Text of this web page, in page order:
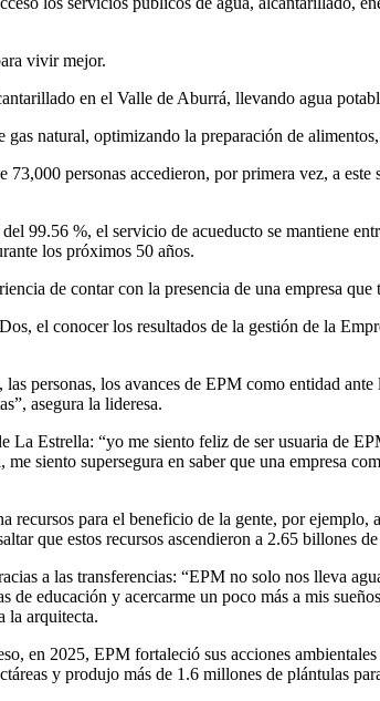
vivir mejor.
en el Valle de Aburrá, llevando agua
natural, optimizando la preparación de
personas accedieron, por primera vez, a
99.56 %, el servicio de acueducto se mantiene
los próximos 50 años.
de contar con la presencia de una empresa
el conocer los resultados de la gestión de la
personas, los avances de EPM como entidad
asegura la lideresa.
Estrella: “yo me siento feliz de ser usuaria de
siento supersegura en saber que una empresa
para el beneficio de la gente, por
que estos recursos ascendieron a 2.65 billones
a las transferencias: “EPM no solo nos lleva
educación y acercarme un poco más a mis
la arquitecta.
en 2025, EPM fortaleció sus acciones
y produjo más de 1.6 millones de plántulas